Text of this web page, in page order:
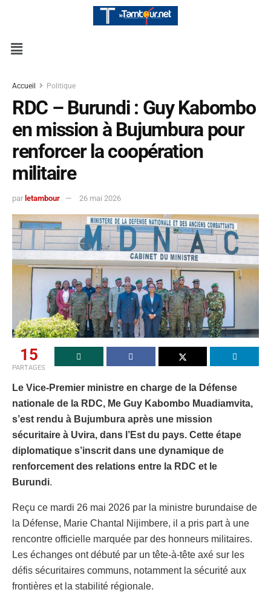
Accueil Politique
RDC – Burundi : Guy Kabombo
en mission à Bujumbura pour
renforcer la coopération
militaire
par letambour 26 mai 2026
15
PARTAGES
Le Vice-Premier ministre en charge de la Défense
nationale de la RDC, Me Guy Kabombo Muadiamvita,
s’est rendu à Bujumbura après une mission
sécuritaire à Uvira, dans l’Est du pays. Cette étape
diplomatique s’inscrit dans une dynamique de
renforcement des relations entre la RDC et le
Burundi.
Reçu ce mardi 26 mai 2026 par la ministre burundaise de
la Défense, Marie Chantal Nijimbere, il a pris part à une
rencontre officielle marquée par des honneurs militaires.
Les échanges ont débuté par un tête-à-tête axé sur les
défis sécuritaires communs, notamment la sécurité aux
frontières et la stabilité régionale.